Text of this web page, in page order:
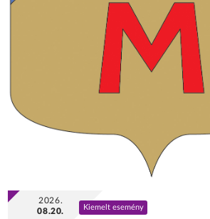
2026.
08.20.
Kiemelt esemény